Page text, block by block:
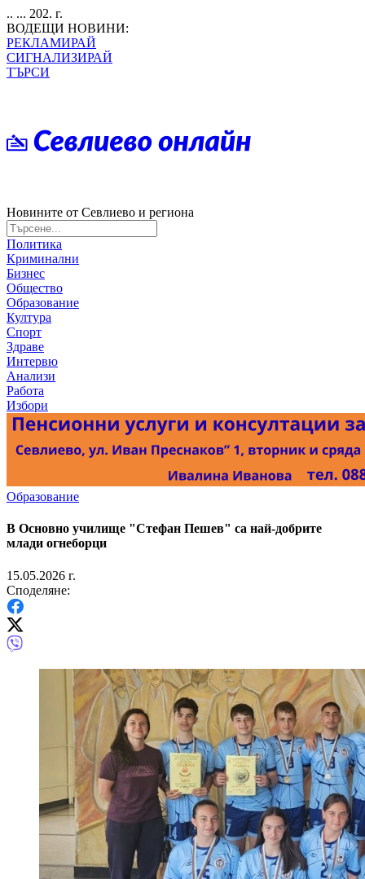
.. ... 202. г.
ВОДЕЩИ НОВИНИ:
РЕКЛАМИРАЙ
СИГНАЛИЗИРАЙ
ТЪРСИ
Новините от Севлиево и региона
Политика
Криминални
Бизнес
Общество
Образование
Култура
Спорт
Здраве
Интервю
Анализи
Работа
Избори
Образование
В Основно училище "Стефан Пешев" са най-добрите
млади огнеборци
15.05.2026 г.
Споделяне: